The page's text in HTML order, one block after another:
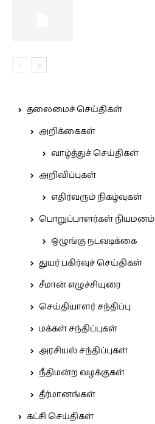
தலைமைச் செய்திகள்
அறிக்கைகள்
வாழ்த்துச் செய்திகள்
அறிவிப்புகள்
எதிர்வரும் நிகழ்வுகள்
பொறுப்பாளர்கள் நியமனம்
ஒழுங்கு நடவடிக்கை
துயர் பகிர்வுச் செய்திகள்
சீமான் எழுச்சியுரை
செய்தியாளர் சந்திப்பு
மக்கள் சந்திப்புகள்
அரசியல் சந்திப்புகள்
நீதிமன்ற வழக்குகள்
தீர்மானங்கள்
கட்சி செய்திகள்